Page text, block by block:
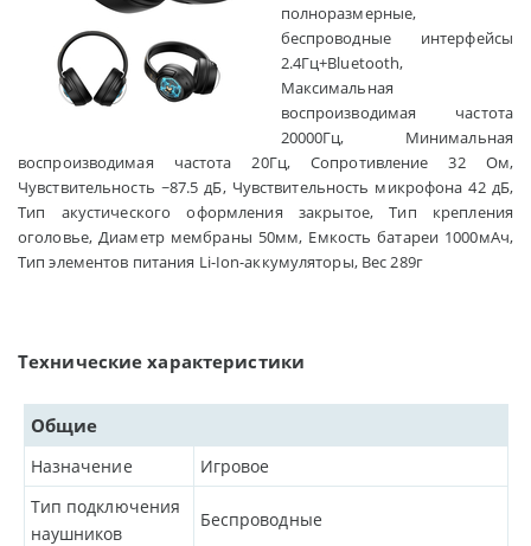
полноразмерные,
беспроводные интерфейсы
2.4Гц+Bluetooth,
Максимальная
воспроизводимая частота
20000Гц, Минимальная
воспроизводимая частота 20Гц, Сопротивление 32 Ом,
Чувствительность ~87.5 дБ, Чувствительность микрофона 42 дБ,
Тип акустического оформления закрытое, Тип крепления
оголовье, Диаметр мембраны 50мм, Емкость батареи 1000мАч,
Тип элементов питания Li-Ion-аккумуляторы, Вес 289г
Технические характеристики
Общие
Назначение
Игровое
Тип подключения
наушников
Беспроводные